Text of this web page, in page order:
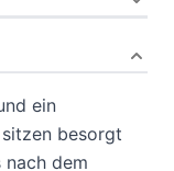
ein
besorgt
nach dem